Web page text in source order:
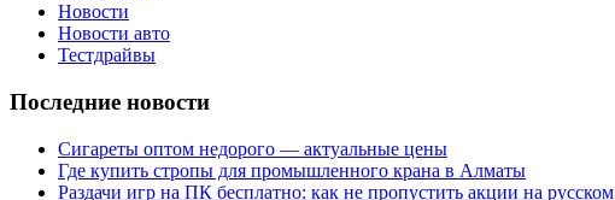
Новости
Новости авто
Тестдрайвы
Последние новости
Сигареты оптом недорого — актуальные цены
Где купить стропы для промышленного крана в Алматы
Раздачи игр на ПК бесплатно: как не пропустить акции на русском